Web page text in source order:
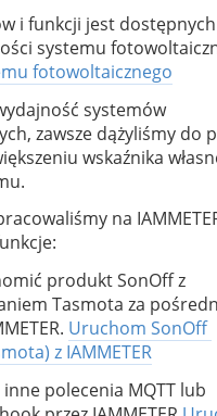
i funkcji jest
fotowoltaicznego
systemów
zawsze dążyliśmy do
wskaźnika
na
produkt SonOff z
Tasmota za
Uruchom SonOff
z IAMMETER
polecenia MQTT lub